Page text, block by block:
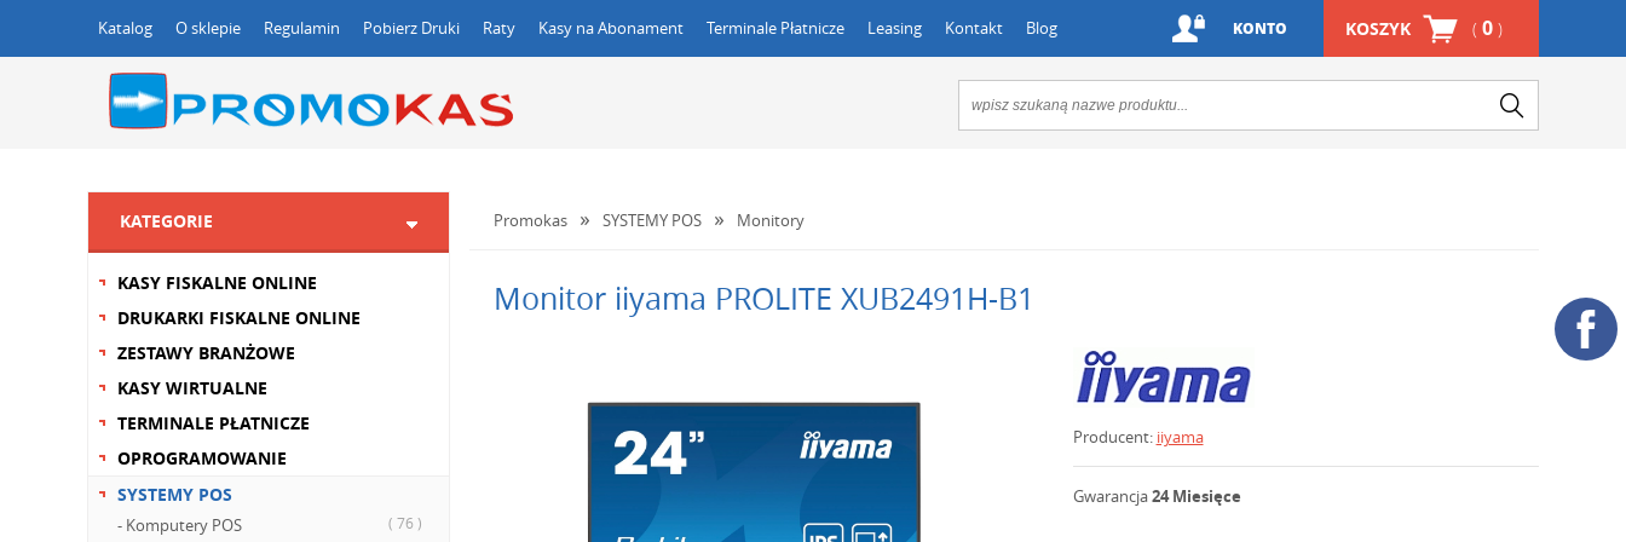
Katalog O sklepie Regulamin Pobierz Druki Raty Kasy na Abonament Terminale Płatnicze Leasing Kontakt Blog KOSZYK ( 0 )
KONTO
KATEGORIE
KASY FISKALNE ONLINE
DRUKARKI FISKALNE ONLINE
ZESTAWY BRANŻOWE
KASY WIRTUALNE
TERMINALE PŁATNICZE
OPROGRAMOWANIE
SYSTEMY POS
- Komputery POS ( 76 )
Promokas SYSTEMY POS Monitory
Monitor iiyama PROLITE XUB2491H-B1
Producent: iiyama
Gwarancja24 Miesięce